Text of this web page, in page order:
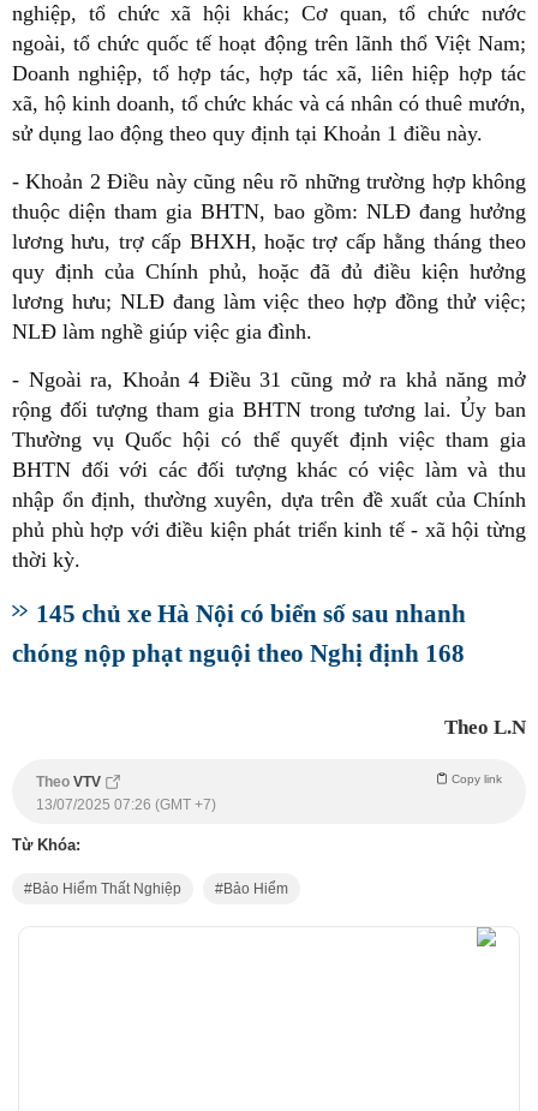
nghiệp, tổ chức xã hội khác; Cơ quan, tổ chức nước
ngoài, tổ chức quốc tế hoạt động trên lãnh thổ Việt Nam;
Doanh nghiệp, tổ hợp tác, hợp tác xã, liên hiệp hợp tác
xã, hộ kinh doanh, tổ chức khác và cá nhân có thuê mướn,
sử dụng lao động theo quy định tại Khoản 1 điều này.
- Khoản 2 Điều này cũng nêu rõ những trường hợp không
thuộc diện tham gia BHTN, bao gồm: NLĐ đang hưởng
lương hưu, trợ cấp BHXH, hoặc trợ cấp hằng tháng theo
quy định của Chính phủ, hoặc đã đủ điều kiện hưởng
lương hưu; NLĐ đang làm việc theo hợp đồng thử việc;
NLĐ làm nghề giúp việc gia đình.
- Ngoài ra, Khoản 4 Điều 31 cũng mở ra khả năng mở
rộng đối tượng tham gia BHTN trong tương lai. Ủy ban
Thường vụ Quốc hội có thể quyết định việc tham gia
BHTN đối với các đối tượng khác có việc làm và thu
nhập ổn định, thường xuyên, dựa trên đề xuất của Chính
phủ phù hợp với điều kiện phát triển kinh tế - xã hội từng
thời kỳ.
145 chủ xe Hà Nội có biển số sau nhanh
chóng nộp phạt nguội theo Nghị định 168
Theo L.N
Theo VTV Copy link
13/07/2025 07:26 (GMT +7)
Từ Khóa:
Bảo Hiểm Thất Nghiệp Bảo Hiểm